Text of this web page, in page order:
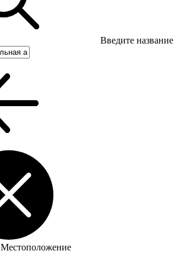
Введите название
Местоположение